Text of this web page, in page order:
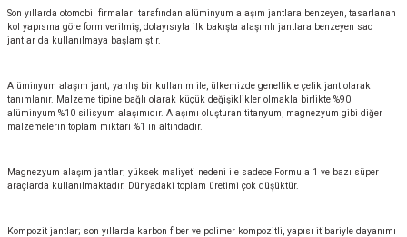
Son yıllarda otomobil firmaları tarafından alüminyum alaşım jantlara benzeyen, tasarlanan
kol yapısına göre form verilmiş, dolayısıyla ilk bakışta alaşımlı jantlara benzeyen sac
jantlar da kullanılmaya başlamıştır.
Alüminyum alaşım jant; yanlış bir kullanım ile, ülkemizde genellikle çelik jant olarak
tanımlanır. Malzeme tipine bağlı olarak küçük değişiklikler olmakla birlikte %90
alüminyum %10 silisyum alaşımıdır. Alaşımı oluşturan titanyum, magnezyum gibi diğer
malzemelerin toplam miktarı %1 in altındadır.
Magnezyum alaşım jantlar; yüksek maliyeti nedeni ile sadece Formula 1 ve bazı süper
araçlarda kullanılmaktadır. Dünyadaki toplam üretimi çok düşüktür.
Kompozit jantlar; son yıllarda karbon fiber ve polimer kompozitli, yapısı itibariyle dayanımı